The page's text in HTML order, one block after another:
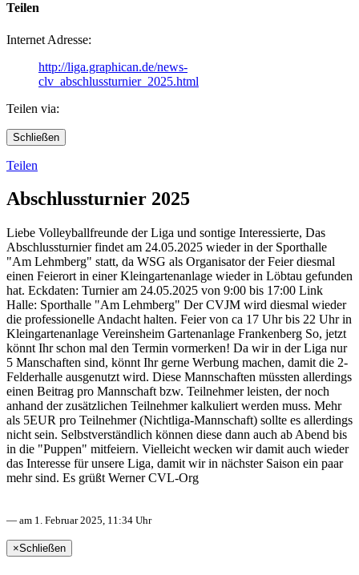
Teilen
Internet Adresse:
http://liga.graphican.de/news-
clv_abschlussturnier_2025.html
Teilen via:
Schließen
Teilen
Abschlussturnier 2025
Liebe Volleyballfreunde der Liga und sontige Interessierte, Das
Abschlussturnier findet am 24.05.2025 wieder in der Sporthalle
"Am Lehmberg" statt, da WSG als Organisator der Feier diesmal
einen Feierort in einer Kleingartenanlage wieder in Löbtau gefunden
hat. Eckdaten: Turnier am 24.05.2025 von 9:00 bis 17:00 Link
Halle: Sporthalle "Am Lehmberg" Der CVJM wird diesmal wieder
die professionelle Andacht halten. Feier von ca 17 Uhr bis 22 Uhr in
Kleingartenanlage Vereinsheim Gartenanlage Frankenberg So, jetzt
könnt Ihr schon mal den Termin vormerken! Da wir in der Liga nur
5 Manschaften sind, könnt Ihr gerne Werbung machen, damit die 2-
Felderhalle ausgenutzt wird. Diese Mannschaften müssten allerdings
einen Beitrag pro Mannschaft bzw. Teilnehmer leisten, der noch
anhand der zusätzlichen Teilnehmer kalkuliert werden muss. Mehr
als 5EUR pro Teilnehmer (Nichtliga-Mannschaft) sollte es allerdings
nicht sein. Selbstverständlich können diese dann auch ab Abend bis
in die "Puppen" mitfeiern. Vielleicht wecken wir damit auch wieder
das Interesse für unsere Liga, damit wir in nächster Saison ein paar
mehr sind. Es grüßt Werner CVL-Org
— am 1. Februar 2025, 11:34 Uhr
×Schließen